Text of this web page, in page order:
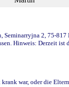
2, 75-
Hinweis: Derzeit ist
war, oder die